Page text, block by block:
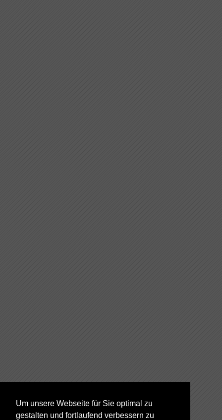
Um unsere Webseite für Sie optimal zu
gestalten und fortlaufend verbessern zu